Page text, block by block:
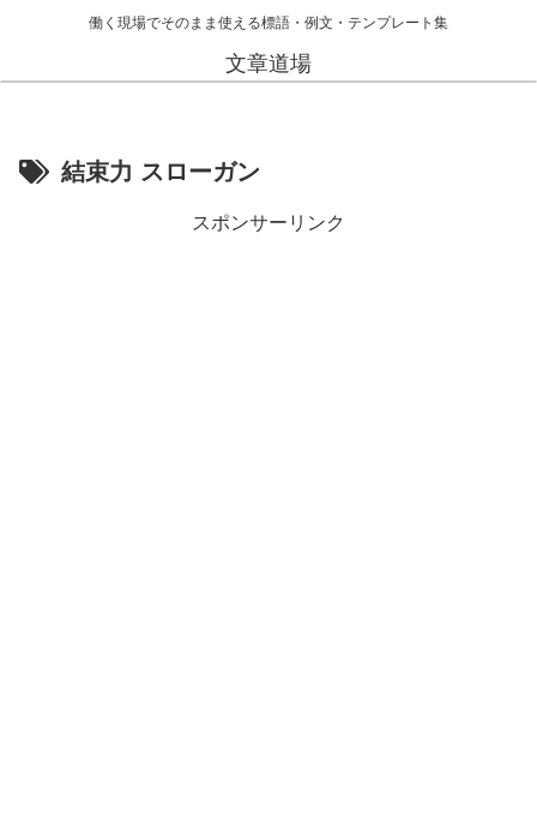
働く現場でそのまま使える標語・例文・テンプレート集
文章道場
結束力 スローガン
スポンサーリンク